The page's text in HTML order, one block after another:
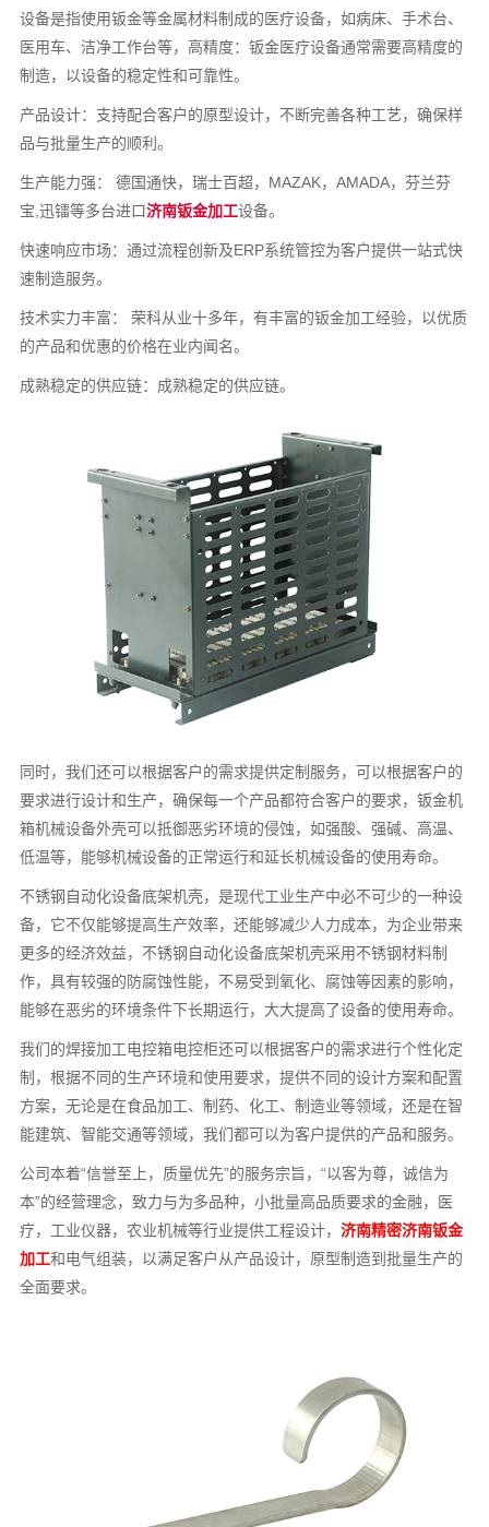
设备是指使用钣金等金属材料制成的医疗设备，如病床、手术台、
医用车、洁净工作台等，高精度：钣金医疗设备通常需要高精度的
制造，以设备的稳定性和可靠性。
产品设计：支持配合客户的原型设计，不断完善各种工艺，确保样
品与批量生产的顺利。
生产能力强： 德国通快，瑞士百超，MAZAK，AMADA，芬兰芬
宝,迅镭等多台进口济南钣金加工设备。
快速响应市场：通过流程创新及ERP系统管控为客户提供一站式快
速制造服务。
技术实力丰富： 荣科从业十多年，有丰富的钣金加工经验，以优质
的产品和优惠的价格在业内闻名。
成熟稳定的供应链：成熟稳定的供应链。
同时，我们还可以根据客户的需求提供定制服务，可以根据客户的
要求进行设计和生产，确保每一个产品都符合客户的要求，钣金机
箱机械设备外壳可以抵御恶劣环境的侵蚀，如强酸、强碱、高温、
低温等，能够机械设备的正常运行和延长机械设备的使用寿命。
不锈钢自动化设备底架机壳，是现代工业生产中必不可少的一种设
备，它不仅能够提高生产效率，还能够减少人力成本，为企业带来
更多的经济效益，不锈钢自动化设备底架机壳采用不锈钢材料制
作，具有较强的防腐蚀性能，不易受到氧化、腐蚀等因素的影响，
能够在恶劣的环境条件下长期运行，大大提高了设备的使用寿命。
我们的焊接加工电控箱电控柜还可以根据客户的需求进行个性化定
制，根据不同的生产环境和使用要求，提供不同的设计方案和配置
方案，无论是在食品加工、制药、化工、制造业等领域，还是在智
能建筑、智能交通等领域，我们都可以为客户提供的产品和服务。
公司本着“信誉至上，质量优先”的服务宗旨，“以客为尊，诚信为
本”的经营理念，致力与为多品种，小批量高品质要求的金融，医
疗，工业仪器，农业机械等行业提供工程设计，济南精密济南钣金
加工和电气组装，以满足客户从产品设计，原型制造到批量生产的
全面要求。